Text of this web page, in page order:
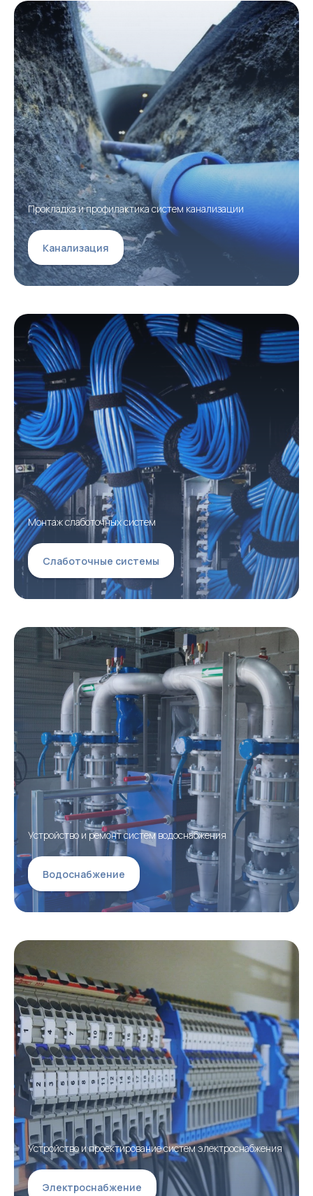
Прокладка и профилактика систем канализации
Канализация
Монтаж слаботочных систем
Слаботочные системы
Устройство и ремонт систем водоснабжения
Водоснабжение
Устройство и проектирование систем электроснабжения
Электроснабжение